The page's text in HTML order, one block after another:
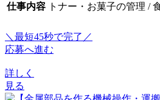
仕事内容 トナー・お菓子の管理 /
＼最短45秒で完了／
応募へ進む
詳しく
見る